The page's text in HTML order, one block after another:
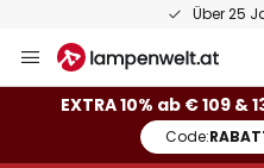
Über 25
Inhalt
springen
EXTRA 10% ab € 109 &
Code: